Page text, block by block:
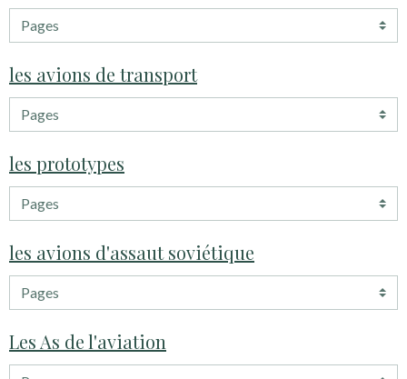
les avions de transport
les prototypes
les avions d'assaut soviétique
Les As de l'aviation